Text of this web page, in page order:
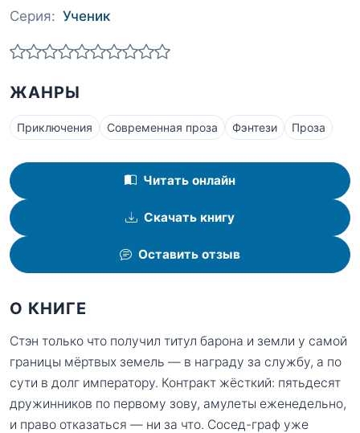
Серия: Ученик
ЖАНРЫ
Приключения Современная проза Фэнтези Проза
Читать онлайн
Скачать книгу
Оставить отзыв
О КНИГЕ
Стэн только что получил титул барона и земли у самой
границы мёртвых земель — в награду за службу, а по
сути в долг императору. Контракт жёсткий: пятьдесят
дружинников по первому зову, амулеты еженедельно,
и право отказаться — ни за что. Сосед-граф уже